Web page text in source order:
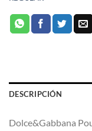
DESCRIPCIÓN
Dolce&Gabbana